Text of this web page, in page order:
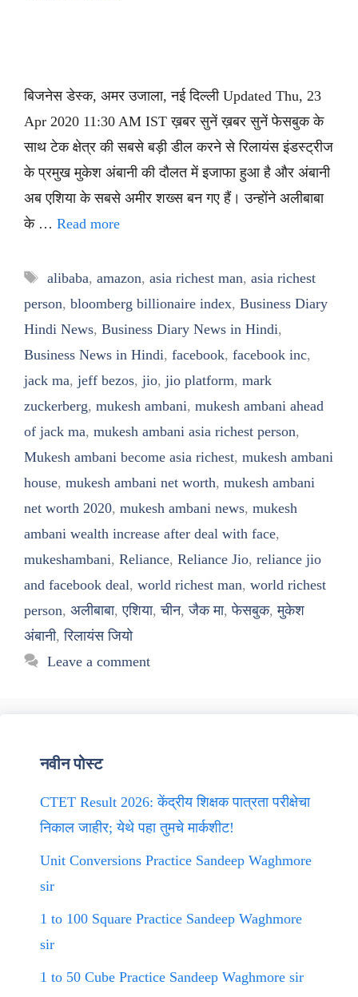
बिजनेस डेस्क, अमर उजाला, नई दिल्ली Updated Thu, 23
Apr 2020 11:30 AM IST ख़बर सुनें ख़बर सुनें फेसबुक के
साथ टेक क्षेत्र की सबसे बड़ी डील करने से रिलायंस इंडस्ट्रीज
के प्रमुख मुकेश अंबानी की दौलत में इजाफा हुआ है और अंबानी
अब एशिया के सबसे अमीर शख्स बन गए हैं। उन्होंने अलीबाबा
के … Read more
Tags
alibaba, amazon, asia richest man, asia richest
person, bloomberg billionaire index, Business Diary
Hindi News, Business Diary News in Hindi,
Business News in Hindi, facebook, facebook inc,
jack ma, jeff bezos, jio, jio platform, mark
zuckerberg, mukesh ambani, mukesh ambani ahead
of jack ma, mukesh ambani asia richest person,
Mukesh ambani become asia richest, mukesh ambani
house, mukesh ambani net worth, mukesh ambani
net worth 2020, mukesh ambani news, mukesh
ambani wealth increase after deal with face,
mukeshambani, Reliance, Reliance Jio, reliance jio
and facebook deal, world richest man, world richest
person, अलीबाबा,एशिया,चीन,जैक मा,फेसबुक,मुकेश
अंबानी,रिलायंस जियो
Leave a comment
नवीन पोस्ट
CTET Result 2026: केंद्रीय शिक्षक पात्रता परीक्षेचा
निकाल जाहीर; येथे पहा तुमचे मार्कशीट!
Unit Conversions Practice Sandeep Waghmore
sir
1 to 100 Square Practice Sandeep Waghmore
sir
1 to 50 Cube Practice Sandeep Waghmore sir